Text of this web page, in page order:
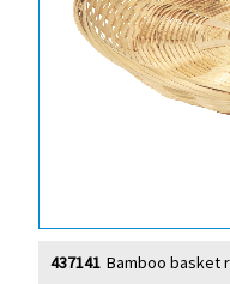
Bamboo basket
437141